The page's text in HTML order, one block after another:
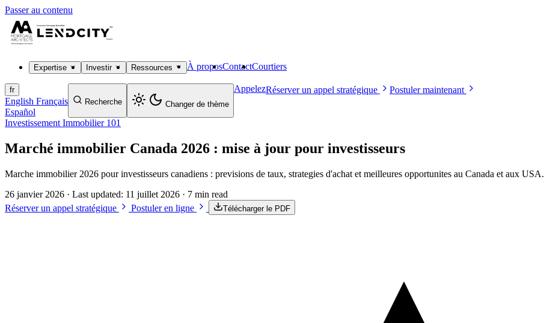
Passer au contenu
Expertise Investir Ressources À proposContactCourtiers
fr
English Français
Español
Recherche Changer de thème
AppelezRéserver un appel stratégique Postuler maintenant
Investissement Immobilier 101
Marché immobilier Canada 2026 : mise à jour pour investisseurs
Marche immobilier 2026 pour investisseurs canadiens : previsions de taux, strategies d'achat et meilleures opportunites au Canada et aux USA.
26 janvier 2026 · Last updated: 11 juillet 2026 · 7 min read
Réserver un appel stratégique
Postuler en ligne Télécharger le PDF